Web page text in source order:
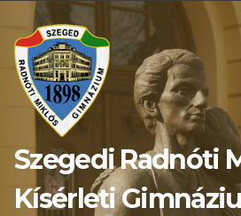
content
Szegedi Radnóti
Kísérleti